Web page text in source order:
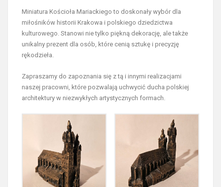
Miniatura Kościoła Mariackiego to doskonały wybór dla
miłośników historii Krakowa i polskiego dziedzictwa
kulturowego. Stanowi nie tylko piękną dekorację, ale także
unikalny prezent dla osób, które cenią sztukę i precyzję
rękodzieła.
Zapraszamy do zapoznania się z tą i innymi realizacjami
naszej pracowni, które pozwalają uchwycić ducha polskiej
architektury w niezwykłych artystycznych formach.